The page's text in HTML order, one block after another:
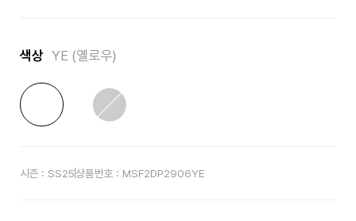
색상 YE (옐로우)
시즌 : SS25상품번호 : MSF2DP2906YE